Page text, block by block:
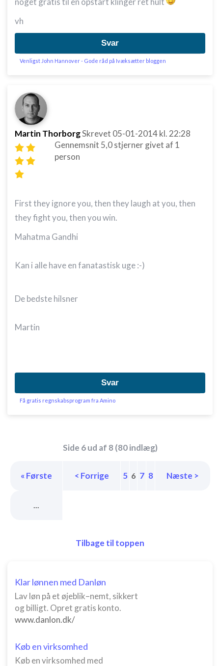
vh
Svar
Venligst John Hannover - Gode råd på Ivæksætter bloggen
Martin ThorborgSkrevet 05-01-2014kl. 22:28
Gennemsnit 5,0stjerner givet af 1
person
First they ignore you, then they laugh at you, then
they fight you, then you win.
Mahatma Gandhi
Kan i alle have en fanatastisk uge :-)
De bedste hilsner
Martin
Svar
Få gratis regnskabsprogram fra Amino
Side 6 ud af 8 (80 indlæg)
« Første
...
< Forrige 5 6 7 8 Næste >
Tilbage til toppen
Klar lønnen med Danløn
Lav løn på et øjeblik–nemt, sikkert
og billigt. Opret gratis konto.
www.danlon.dk/
Køb en virksomhed
Køb en virksomhed med